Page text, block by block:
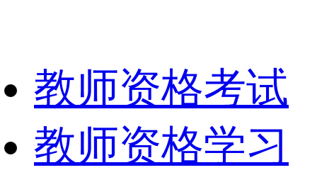
教师资格考试
教师资格学习